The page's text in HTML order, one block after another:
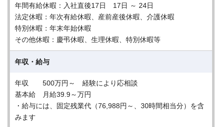
年間有給休暇：入社直後17日 17日 ～ 24日
法定休暇：年次有給休暇、産前産後休暇、介護休暇
特別休暇：年末年始休暇
その他休暇：慶弔休暇、生理休暇、特別休暇等
年収・給与
年収 500万円～ 経験により応相談
基本給 月給39.9～万円
・給与には、固定残業代（76,988円～、30時間相当分）を含
みます